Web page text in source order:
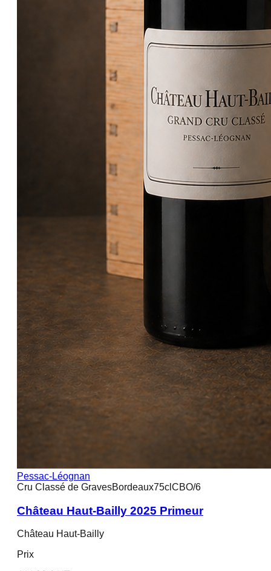
Pessac-Léognan
Cru Classé de GravesBordeaux75cl CBO/6
Château Haut-Bailly 2025 Primeur
Château Haut-Bailly
Prix